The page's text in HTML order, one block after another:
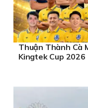
Thuận Thành Cà
Kingtek Cup 2026